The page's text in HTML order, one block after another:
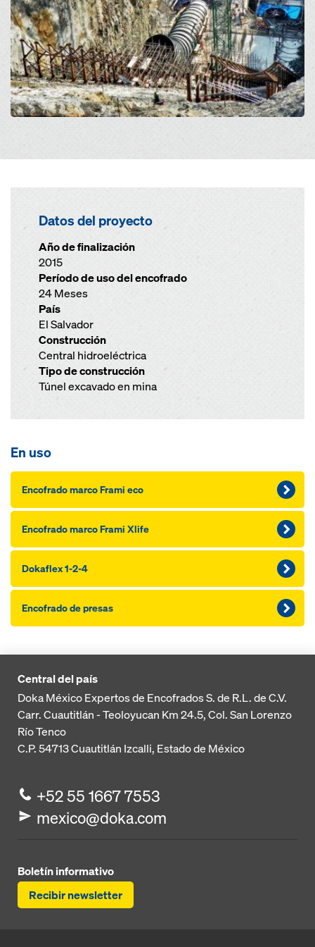
Datos del proyecto
Año de finalización
2015
Período de uso del encofrado
24 Meses
País
El Salvador
Construcción
Central hidroeléctrica
Tipo de construcción
Túnel excavado en mina
En uso
Encofrado marco Frami eco
Encofrado marco Frami Xlife
Dokaflex 1-2-4
Encofrado de presas
Central del país
Doka México Expertos de Encofrados S. de R.L. de C.V.
Carr. Cuautitlán - Teoloyucan Km 24.5, Col. San Lorenzo
Río Tenco
C.P. 54713Cuautitlán Izcalli, Estado de México
+52 55 1667 7553
mexico@doka.com
Boletín informativo
Recibir newsletter